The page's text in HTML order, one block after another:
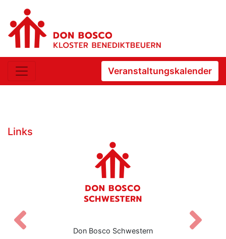
Veranstaltungskalender
Links
Don Bosco Schwestern
Zurück